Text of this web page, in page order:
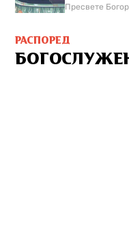
Пресвете
РАСПОРЕД